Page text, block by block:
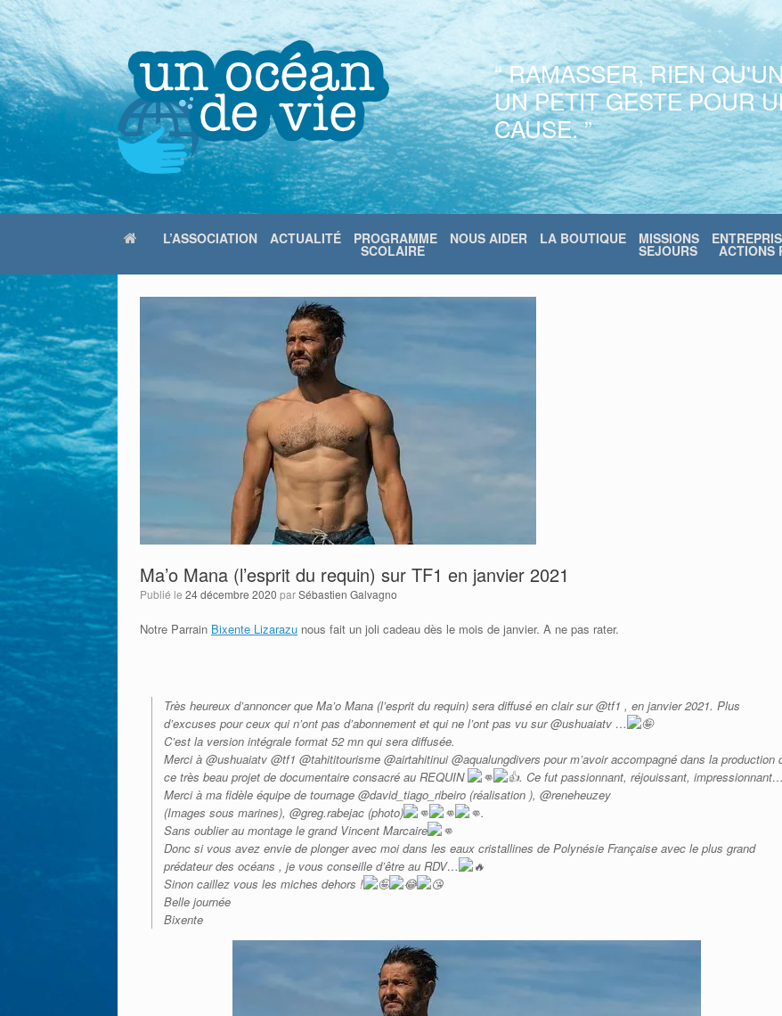
Skip
to
content
“ RAMASSER, RIEN
UN PETIT GESTE POUR
CAUSE. ”
L’ASSOCIATION ACTUALITÉ PROGRAMME
SCOLAIRE
NOUS AIDER LA BOUTIQUE MISSIONS
SEJOURS ACTIONS
Ma’o Mana (l’esprit du requin) sur TF1 en janvier 2021
Publié le 24 décembre 2020 parSébastien Galvagno
Notre Parrain Bixente Lizarazu nous fait un joli cadeau dès le mois de janvier. A ne pas rater.
Très heureux d’annoncer que Ma’o Mana (l’esprit du requin) sera diffusé en clair sur @tf1 , en janvier 2021. Plus
d’excuses pour ceux qui n’ont pas d’abonnement et qui ne l’ont pas vu sur @ushuaiatv …
C’est la version intégrale format 52 mn qui sera diffusée.
Merci à @ushuaiatv @tf1 @tahititourisme @airtahitinui @aqualungdivers pour m’avoir accompagné dans la production
ce très beau projet de documentaire consacré au REQUIN
. Ce fut passionnant, réjouissant, impressionnant…
Merci à ma fidèle équipe de tournage @david_tiago_ribeiro (réalisation ), @reneheuzey
(Images sous marines), @greg.rabejac (photo)
.
Sans oublier au montage le grand Vincent Marcaire
Donc si vous avez envie de plonger avec moi dans les eaux cristallines de Polynésie Française avec le plus grand
prédateur des océans , je vous conseille d’être au RDV…
Sinon caillez vous les miches dehors !
Belle journée
Bixente